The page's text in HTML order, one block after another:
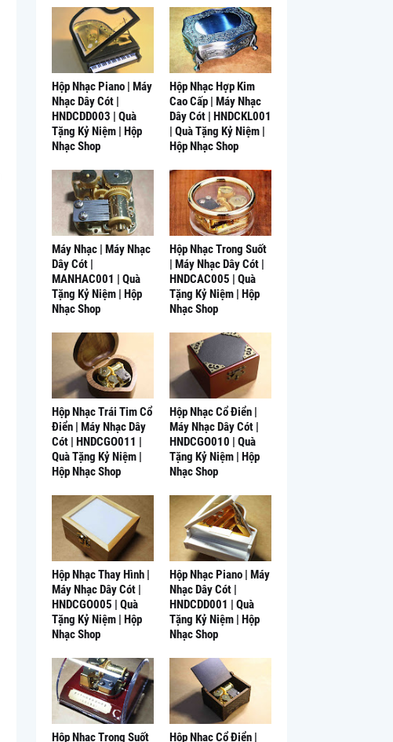
Hộp Nhạc Piano | Máy
Nhạc Dây Cót |
HNDCDD003 | Quà
Tặng Kỷ Niệm | Hộp
Nhạc Shop
Hộp Nhạc Hợp Kim
Cao Cấp | Máy Nhạc
Dây Cót | HNDCKL001
| Quà Tặng Kỷ Niệm |
Hộp Nhạc Shop
Máy Nhạc | Máy Nhạc
Dây Cót |
MANHAC001 | Quà
Tặng Kỷ Niệm | Hộp
Nhạc Shop
Hộp Nhạc Trong Suốt
| Máy Nhạc Dây Cót |
HNDCAC005 | Quà
Tặng Kỷ Niệm | Hộp
Nhạc Shop
Hộp Nhạc Trái Tim Cổ
Điển | Máy Nhạc Dây
Cót | HNDCGO011 |
Quà Tặng Kỷ Niệm |
Hộp Nhạc Shop
Hộp Nhạc Cổ Điển |
Máy Nhạc Dây Cót |
HNDCGO010 | Quà
Tặng Kỷ Niệm | Hộp
Nhạc Shop
Hộp Nhạc Thay Hình |
Máy Nhạc Dây Cót |
HNDCGO005 | Quà
Tặng Kỷ Niệm | Hộp
Nhạc Shop
Hộp Nhạc Piano | Máy
Nhạc Dây Cót |
HNDCDD001 | Quà
Tặng Kỷ Niệm | Hộp
Nhạc Shop
Hộp Nhạc Trong Suốt Hộp Nhạc Cổ Điển |